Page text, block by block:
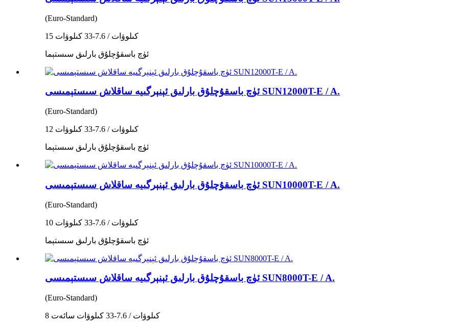
(Euro-Standard)
15 كىلوۋات / 7.6-33 كىلوۋات
ئۈچ باسقۇچلۇق بارلىق سىستېما
ئۈچ باسقۇچلۇق بارلىق ئېنېرگىيە ساقلاش سىستېمىسى SUN12000T-E / A.
(Euro-Standard)
12 كىلوۋات / 7.6-33 كىلوۋات
ئۈچ باسقۇچلۇق بارلىق سىستېما
ئۈچ باسقۇچلۇق بارلىق ئېنېرگىيە ساقلاش سىستېمىسى SUN10000T-E / A.
(Euro-Standard)
10 كىلوۋات / 7.6-33 كىلوۋات
ئۈچ باسقۇچلۇق بارلىق سىستېما
ئۈچ باسقۇچلۇق بارلىق ئېنېرگىيە ساقلاش سىستېمىسى SUN8000T-E / A.
(Euro-Standard)
8 كىلوۋات / 7.6-33 كىلوۋات سائەت